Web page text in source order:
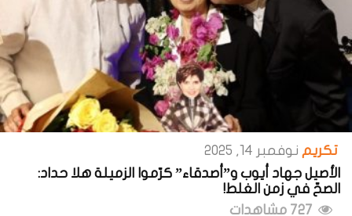
تكريم نوفمبر 14, 2025
الأصيل جهاد أيوب و”أصدقاء” كرّموا الزميلة هلا حداد:
الصحّ في زمن الغلط!